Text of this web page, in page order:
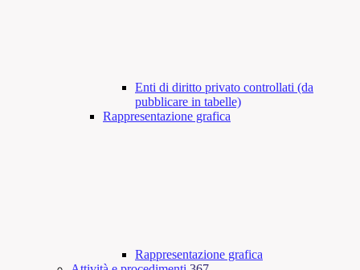
Enti di diritto privato controllati (da
pubblicare in tabelle)
Rappresentazione grafica
Rappresentazione grafica